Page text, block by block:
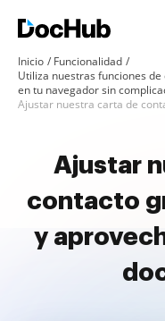
Inicio
Funcionalidad
Utiliza nuestras funciones
en tu navegador sin
Ajustar nuestra carta de
Ajustar
contacto
y